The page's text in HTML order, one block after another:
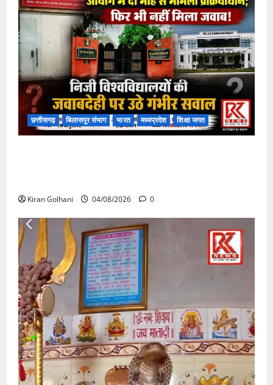
छत्तीसगढ़ बिलासपुर संभाग भारत मध्यप्रदेश शिक्षा जगत
Kiran Golhani 04/08/2026 0